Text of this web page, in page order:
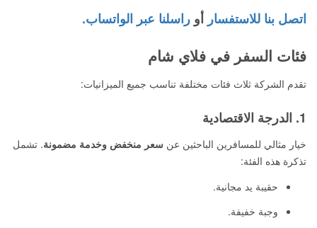
اتصل بنا للاستفسار أو راسلنا عبر الواتساب.
فئات السفر في فلاي شام
تقدم الشركة ثلاث فئات مختلفة تناسب جميع الميزانيات:
1. الدرجة الاقتصادية
خيار مثالي للمسافرين الباحثين عن سعر منخفض وخدمة مضمونة. تشمل
تذكرة هذه الفئة:
حقيبة يد مجانية.
وجبة خفيفة.